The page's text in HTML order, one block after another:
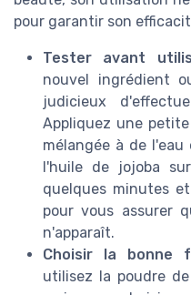
pour garantir son
Tester avant
nouvel ingrédient
judicieux
Appliquez une
mélangée à de
l'huile de jojoba
quelques minutes
pour vous assurer
n'apparaît.
Choisir la bonne
utilisez la poudre